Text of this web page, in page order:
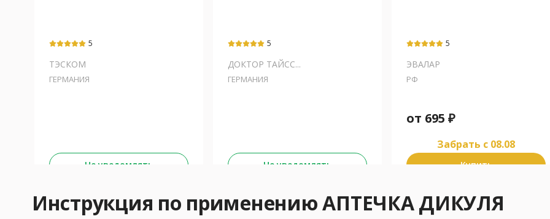
5
ТЭСКОМ
ГЕРМАНИЯ
Не уведомлять
5
ДОКТОР ТАЙСС...
ГЕРМАНИЯ
Не уведомлять
5
ЭВАЛАР
РФ
от 695 ₽
Забрать c 08.08
Купить
Инструкция по применению АПТЕЧКА ДИКУЛЯ